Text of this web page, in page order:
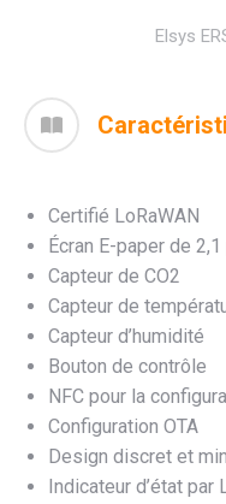
Elsys
Certifié LoRaWAN
Écran E-paper de
Capteur de CO2
Capteur de
Capteur d’humidité
Bouton de contrôle
NFC pour la
Configuration OTA
Design discret et
Indicateur d’état par